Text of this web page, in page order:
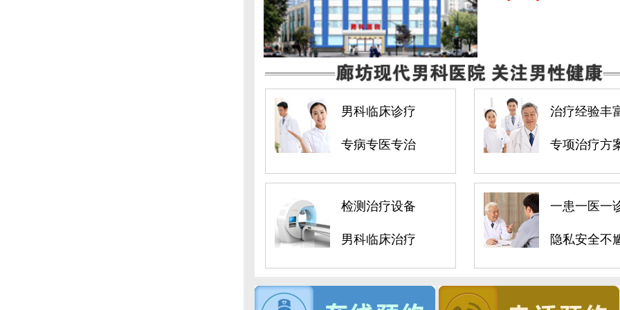
男科临床诊疗
专病专医专治
治疗经验丰
专项治疗方
检测治疗设备
男科临床治疗
一患一医一
隐私安全不